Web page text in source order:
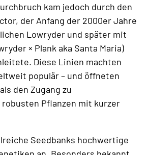
kam jedoch durch den
der Anfang der 2000er Jahre
Lowryder und später mit
× Plank aka Santa Maria)
Diese Linien machten
populär – und öffneten
den Zugang zu
Pflanzen mit kurzer
Seedbanks hochwertige